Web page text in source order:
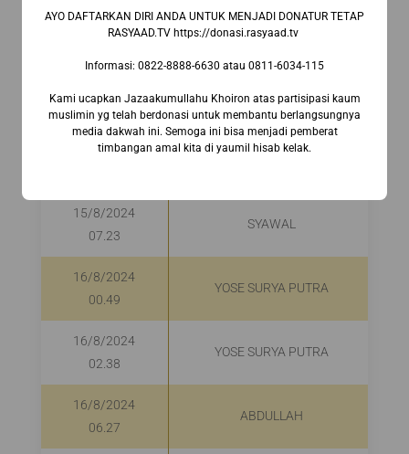
15/8/2024
YOSE SURYA PUTRA
06.12
ABDULLAH
15/8/2024
15/8/2024
07.23
SYAWAL
16/8/2024
00.49
YOSE SURYA PUTRA
16/8/2024
02.38
YOSE SURYA PUTRA
16/8/2024
06.27
ABDULLAH
AYO DAFTARKAN DIRI ANDA UNTUK MENJADI DONATUR TETAP
RASYAAD.TV https://donasi.rasyaad.tv ⁣
Informasi:⁣ 0822-8888-6630⁣ atau 0811-6034-115
Kami ucapkan Jazaakumullahu Khoiron atas partisipasi kaum
muslimin yg telah berdonasi untuk membantu berlangsungnya
media dakwah ini. Semoga ini bisa menjadi pemberat
timbangan amal kita di yaumil hisab kelak.